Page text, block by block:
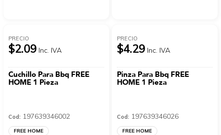
PRECIO
$2.09 Inc. IVA
Cuchillo Para Bbq FREE
HOME 1 Pieza
Cod: 197639346002
FREE HOME
PRECIO
$4.29 Inc. IVA
Pinza Para Bbq FREE
HOME 1 Pieza
Cod: 197639346026
FREE HOME